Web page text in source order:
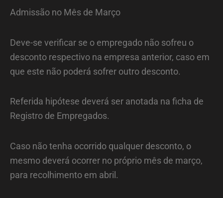
Admissão no Mês de Março
Deve-se verificar se o empregado não sofreu o
desconto respectivo na empresa anterior, caso em
que este não poderá sofrer outro desconto.
Referida hipótese deverá ser anotada na ficha de
Registro de Empregados.
Caso não tenha ocorrido qualquer desconto, o
mesmo deverá ocorrer no próprio mês de março,
para recolhimento em abril.